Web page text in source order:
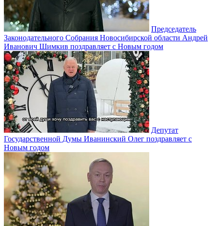
Председатель
Законодательного Собрания Новосибирской области Андрей
Иванович Шимкив поздравляет с Новым годом
Депутат
Государственной Думы Иванинский Олег поздравляет с
Новым годом